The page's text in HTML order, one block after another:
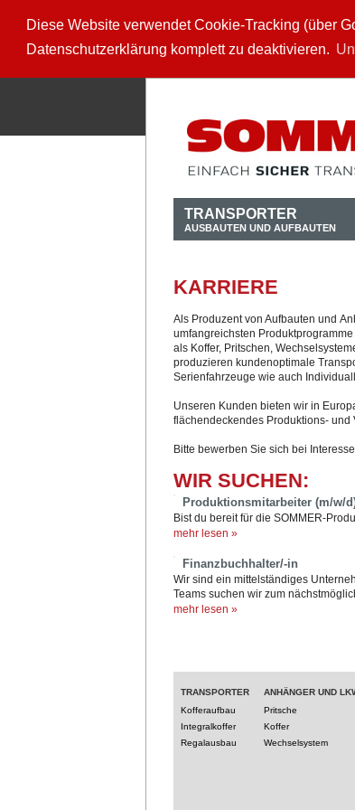
Diese Website verwendet Cookie-Tracking (über
Datenschutzerklärung komplett zu deaktivieren.
TRANSPORTER
AUSBAUTEN UND AUFBAUTEN
KARRIERE
Als Produzent von Aufbauten und
umfangreichsten
als Koffer, Pritschen,
produzieren kundenoptimale
Serienfahrzeuge wie auch
Unseren Kunden bieten wir in
flächendeckendes Produktions- und
Bitte bewerben Sie sich bei
WIR SUCHEN:
Produktionsmitarbeiter (m/w/
Bist du bereit für die SOMMER-
mehr lesen »
Finanzbuchhalter/-in
Wir sind ein mittelständiges
Teams suchen wir zum
mehr lesen »
TRANSPORTER
Kofferaufbau
Integralkoffer
Regalausbau
ANHÄNGER UND
Pritsche
Koffer
Wechselsystem